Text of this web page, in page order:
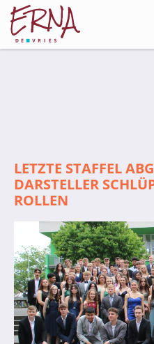
Referendar*innen
Teams
Schüler*innen
Sporthelfer*innen
Sanitätsdienst
LETZTE STAFFEL
DARSTELLER
ROLLEN